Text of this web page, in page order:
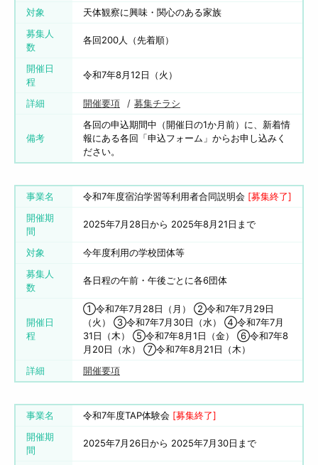
対象
天体観察に興味・関心のある家族
募集人
数
各回200人（先着順）
開催日
程
令和7年8月12日（火）
詳細 開催要項 募集チラシ
備考
各回の申込期間中（開催日の1か月前）に、新着情
報にある各回「申込フォーム」からお申し込みく
ださい。
事業名 令和7年度宿泊学習等利用者合同説明会 [募集終了]
開催期
間
2025年7月28日から 2025年8月21日まで
対象
今年度利用の学校団体等
募集人
数
各日程の午前・午後ごとに各6団体
開催日
程
➀令和7年7月28日（月） ➁令和7年7月29日
（火） ➂令和7年7月30日（水） ➃令和7年7月
31日（木） ➄令和7年8月1日（金） ⑥令和7年8
月20日（水） ⑦令和7年8月21日（木）
詳細
開催要項
事業名 令和7年度TAP体験会 [募集終了]
開催期
間
2025年7月26日から 2025年7月30日まで